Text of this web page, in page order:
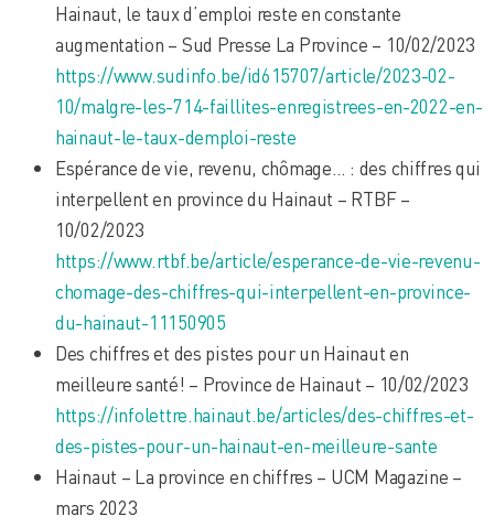
Hainaut, le taux d’emploi reste en constante
augmentation – Sud Presse La Province – 10/02/2023
https://www.sudinfo.be/id615707/article/2023-02-
10/malgre-les-714-faillites-enregistrees-en-2022-en-
hainaut-le-taux-demploi-reste
Espérance de vie, revenu, chômage… : des chiffres qui
interpellent en province du Hainaut – RTBF –
10/02/2023
https://www.rtbf.be/article/esperance-de-vie-revenu-
chomage-des-chiffres-qui-interpellent-en-province-
du-hainaut-11150905
Des chiffres et des pistes pour un Hainaut en
meilleure santé! – Province de Hainaut – 10/02/2023
https://infolettre.hainaut.be/articles/des-chiffres-et-
des-pistes-pour-un-hainaut-en-meilleure-sante
Hainaut – La province en chiffres – UCM Magazine –
mars 2023